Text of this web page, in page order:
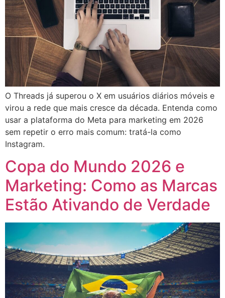
O Threads já superou o X em usuários diários móveis e
virou a rede que mais cresce da década. Entenda como
usar a plataforma do Meta para marketing em 2026
sem repetir o erro mais comum: tratá-la como
Instagram.
Copa do Mundo 2026 e
Marketing: Como as Marcas
Estão Ativando de Verdade